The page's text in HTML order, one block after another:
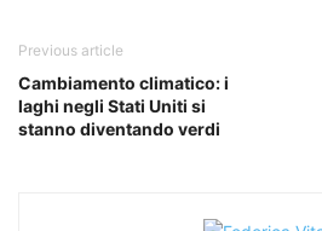
Previous article
Cambiamento climatico: i
laghi negli Stati Uniti si
stanno diventando verdi